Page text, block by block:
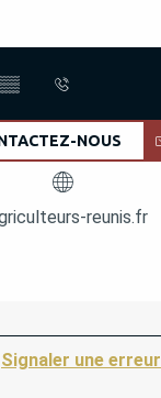
NOUS
reunis.fr
Signaler une erreur